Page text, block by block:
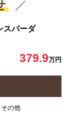
スパーダ
379.9万円
その他